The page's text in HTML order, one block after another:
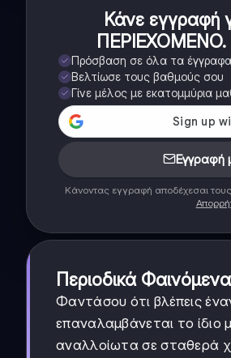
Κάνε εγγραφή
ΠΕΡΙΕΧΟΜΕΝΟ.
Πρόσβαση σε όλα τα έγγραφα
Βελτίωσε τους βαθμούς σου
Γίνε μέλος με εκατομμύρια
Εγγραφή
Κάνοντας εγγραφή αποδέχεσαι τους
Περιοδικά
Φαντάσου ότι βλέπεις
επαναλαμβάνεται το ίδιο
αναλλοίωτα σε σταθερά